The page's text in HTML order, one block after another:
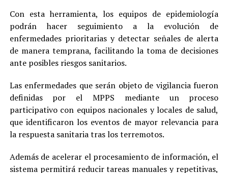
Con esta herramienta, los equipos de epidemiología
podrán hacer seguimiento a la evolución de
enfermedades prioritarias y detectar señales de alerta
de manera temprana, facilitando la toma de decisiones
ante posibles riesgos sanitarios.
Las enfermedades que serán objeto de vigilancia fueron
definidas por el MPPS mediante un proceso
participativo con equipos nacionales y locales de salud,
que identificaron los eventos de mayor relevancia para
la respuesta sanitaria tras los terremotos.
Además de acelerar el procesamiento de información, el
sistema permitirá reducir tareas manuales y repetitivas,